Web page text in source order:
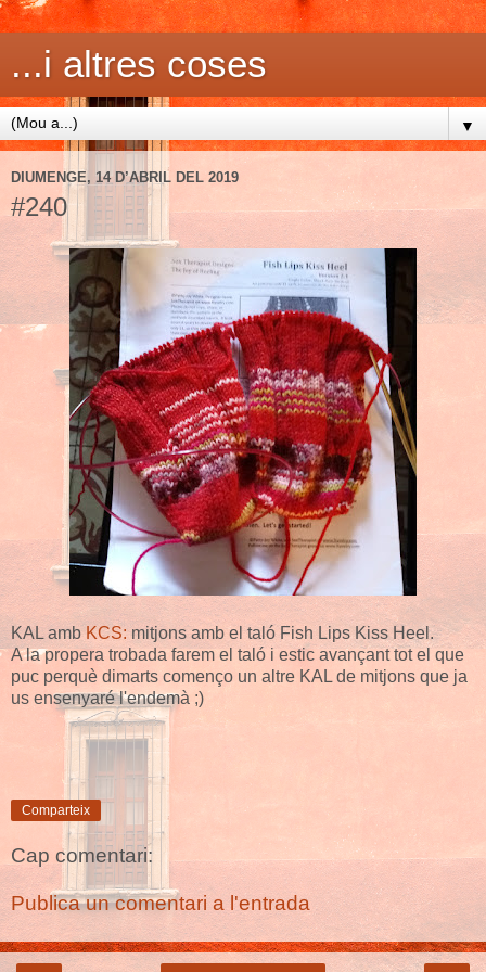
...i altres coses
▼
DIUMENGE, 14 D’ABRIL DEL 2019
#240
KAL ambKCS: mitjons amb el taló Fish Lips Kiss Heel.
A la propera trobada farem el taló i estic avançant tot el que
puc perquè dimarts començo un altre KAL de mitjons que ja
us ensenyaré l'endemà ;)
Comparteix
Cap comentari:
Publica un comentari a l'entrada